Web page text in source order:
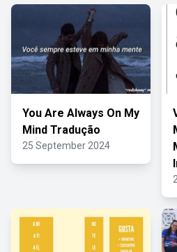
You Are Always On My
Mind Tradução
25 September 2024